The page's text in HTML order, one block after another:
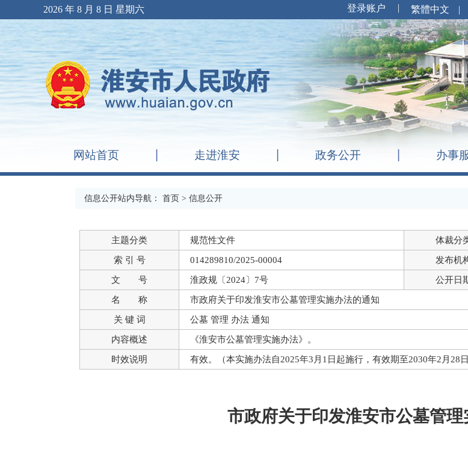
2026 年 8 月 8 日 星期六 繁體中文 |
网站首页 走进淮安 政务公开 办事
信息公开站内导航： 首页 > 信息公开
主题分类 规范性文件 体裁分
索 引 号 014289810/2025-00004 发布机
文 号 淮政规〔2024〕7号 公开日
名 称 市政府关于印发淮安市公墓管理实施办法的通知
关 键 词 公墓 管理 办法 通知
内容概述 《淮安市公墓管理实施办法》。
时效说明 有效。（本实施办法自2025年3月1日起施行，有效期至2030年2月28日
市政府关于印发淮安市公墓管